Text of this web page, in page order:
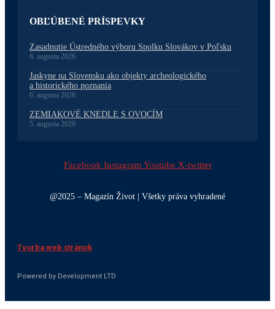
OBĽÚBENÉ PRÍSPEVKY
Zasadnutie Ústredného výboru Spolku Slovákov v Poľsku
6. augusta 2026
Jaskyne na Slovensku ako objekty archeologického
a historického poznania
6. augusta 2026
ZEMIAKOVÉ KNEDLE S OVOCÍM
5. augusta 2026
Facebook Instagram Youtube X-twitter
@2025 – Magazín Život | Všetky práva vyhradené
Tvorba web stránok
Powered by Development LTD